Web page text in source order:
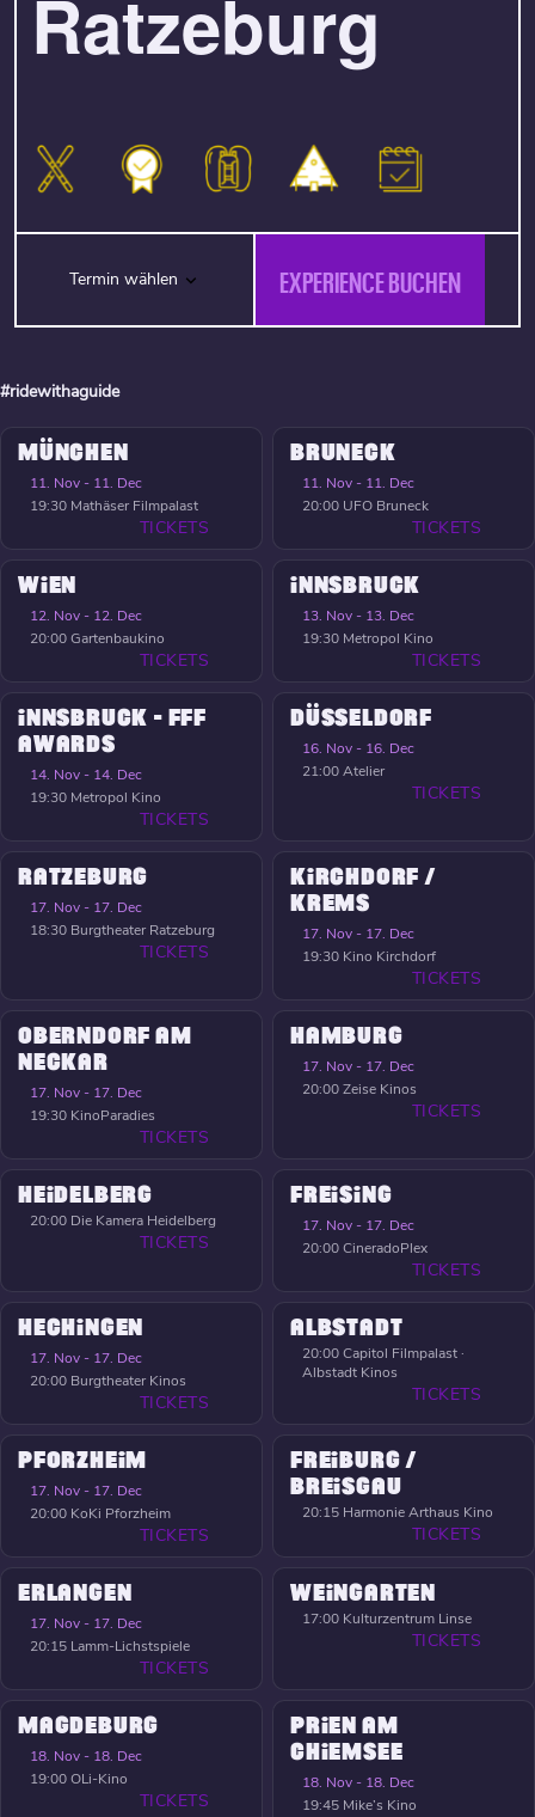
Ratzeburg
Termin wählen EXPERIENCE BUCHEN
#ridewithaguide
MÜNCHEN
11. Nov - 11. Dec
19:30 Mathäser Filmpalast
TICKETS
BRUNECK
11. Nov - 11. Dec
20:00 UFO Bruneck
TICKETS
WIEN
12. Nov - 12. Dec
20:00Gartenbaukino
TICKETS
INNSBRUCK
13. Nov - 13. Dec
19:30 Metropol Kino
TICKETS
INNSBRUCK - FFF
AWARDS
14. Nov - 14. Dec
19:30 Metropol Kino
TICKETS
DÜSSELDORF
16. Nov - 16. Dec
21:00Atelier
TICKETS
RATZEBURG
17. Nov - 17. Dec
18:30 Burgtheater Ratzeburg
TICKETS
KIRCHDORF /
KREMS
17. Nov - 17. Dec
19:30 Kino Kirchdorf
TICKETS
OBERNDORF AM
NECKAR
17. Nov - 17. Dec
19:30 KinoParadies
TICKETS
HAMBURG
17. Nov - 17. Dec
20:00Zeise Kinos
TICKETS
HEIDELBERG
20:00 Die Kamera Heidelberg
TICKETS
FREISING
17. Nov - 17. Dec
20:00CineradoPlex
TICKETS
HECHINGEN
17. Nov - 17. Dec
20:00 Burgtheater Kinos
TICKETS
ALBSTADT
20:00Capitol Filmpalast ·
Albstadt Kinos
TICKETS
PFORZHEIM
17. Nov - 17. Dec
20:00 KoKi Pforzheim
TICKETS
FREIBURG /
BREISGAU
20:15 Harmonie Arthaus Kino
TICKETS
ERLANGEN
17. Nov - 17. Dec
20:15 Lamm-Lichstspiele
TICKETS
WEINGARTEN
17:00 Kulturzentrum Linse
TICKETS
MAGDEBURG
18. Nov - 18. Dec
19:00OLi-Kino
TICKETS
PRIEN AM
CHIEMSEE
18. Nov - 18. Dec
19:45 Mike’s Kino